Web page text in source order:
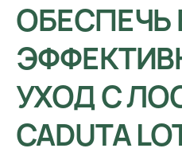
УХОД С
CADUTA